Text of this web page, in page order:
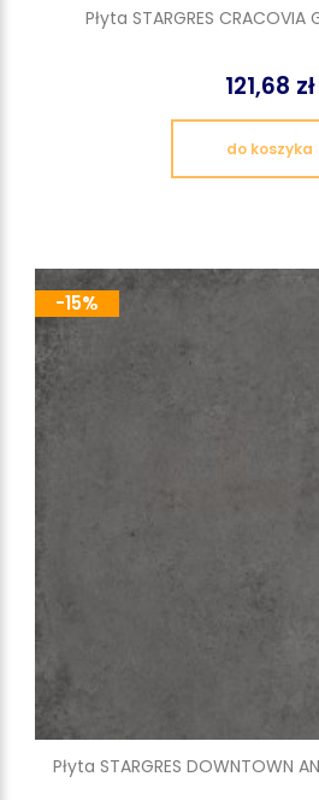
Płyta STARGRES
121,68 zł
do koszyka
Płyta STARGRES DOWNTOWN
-15%